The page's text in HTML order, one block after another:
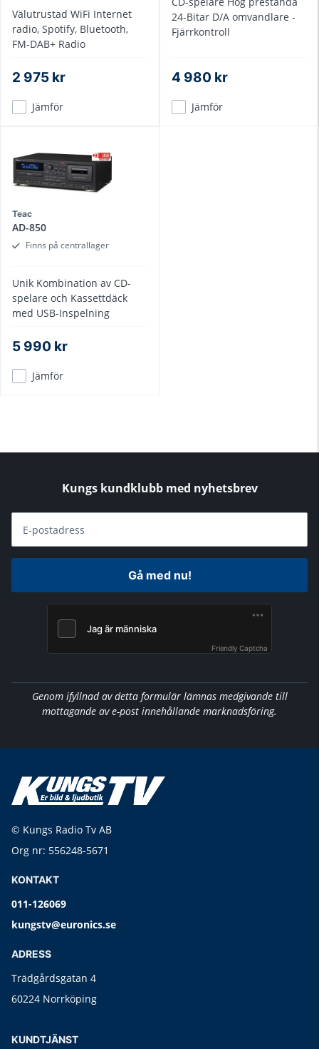
Välutrustad WiFi Internet
radio, Spotify, Bluetooth,
FM-DAB+ Radio
2 975 kr
Jämför
24-Bitar D/A omvandlare -
Fjärrkontroll
4 980 kr
Jämför
Teac
AD-850
Finns på centrallager
Unik Kombination av CD-
spelare och Kassettdäck
med USB-Inspelning
5 990 kr
Jämför
Kungs kundklubb med nyhetsbrev
E-postadress
Gå med nu!
Friendly Captcha
Genom ifyllnad av detta formulär lämnas medgivande till
mottagande av e-post innehållande marknadsföring.
© Kungs Radio Tv AB
Org nr: 556248-5671
KONTAKT
011-126069
kungstv@euronics.se
ADRESS
Trädgårdsgatan 4
60224 Norrköping
KUNDTJÄNST